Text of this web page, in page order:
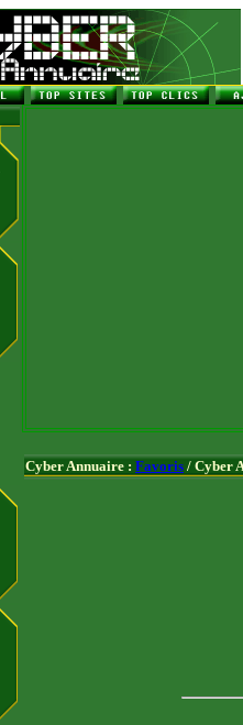
Cyber Annuaire : Favoris / Cyber